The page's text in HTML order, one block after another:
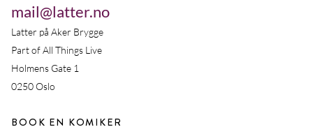
mail@latter.no
Latter på Aker Brygge
Part of All Things Live
Holmens Gate 1
0250 Oslo
BOOK EN KOMIKER